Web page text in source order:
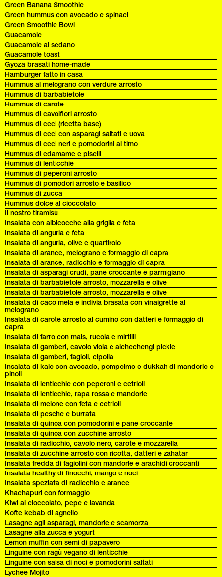
Green Banana Smoothie
Green hummus con avocado e spinaci
Green Smoothie Bowl
Guacamole
Guacamole al sedano
Guacamole toast
Gyoza brasati home-made
Hamburger fatto in casa
Hummus al melograno con verdure arrosto
Hummus di barbabietole
Hummus di carote
Hummus di cavolfiori arrosto
Hummus di ceci (ricetta base)
Hummus di ceci con asparagi saltati e uova
Hummus di ceci neri e pomodorini al timo
Hummus di edamame e piselli
Hummus di lenticchie
Hummus di peperoni arrosto
Hummus di pomodori arrosto e basilico
Hummus di zucca
Hummus dolce al cioccolato
Il nostro tiramisù
Insalata con albicocche alla griglia e feta
Insalata di anguria e feta
Insalata di anguria, olive e quartirolo
Insalata di arance, melograno e formaggio di capra
Insalata di arance, radicchio e formaggio di capra
Insalata di asparagi crudi, pane croccante e parmigiano
Insalata di barbabietole arrosto, mozzarella e olive
Insalata di barbabietole arrosto, mozzarella e olive
Insalata di caco mela e indivia brasata con vinaigrette al
melograno
Insalata di carote arrosto al cumino con datteri e formaggio di
capra
Insalata di farro con mais, rucola e mirtilli
Insalata di gamberi, cavolo viola e alchechengi pickle
Insalata di gamberi, fagioli, cipolla
Insalata di kale con avocado, pompelmo e dukkah di mandorle e
pinoli
Insalata di lenticchie con peperoni e cetrioli
Insalata di lenticchie, rapa rossa e mandorle
Insalata di melone con feta e cetrioli
Insalata di pesche e burrata
Insalata di quinoa con pomodorini e pane croccante
Insalata di quinoa con zucchine arrosto
Insalata di radicchio, cavolo nero, carote e mozzarella
Insalata di zucchine arrosto con ricotta, datteri e zahatar
Insalata fredda di fagiolini con mandorle e arachidi croccanti
Insalata healthy di finocchi, mango e noci
Insalata speziata di radicchio e arance
Khachapuri con formaggio
Kiwi al cioccolato, pepe e lavanda
Kofte kebab di agnello
Lasagne agli asparagi, mandorle e scamorza
Lasagne alla zucca e yogurt
Lemon muffin con semi di papavero
Linguine con ragù vegano di lenticchie
Linguine con salsa di noci e pomodorini saltati
Lychee Mojito